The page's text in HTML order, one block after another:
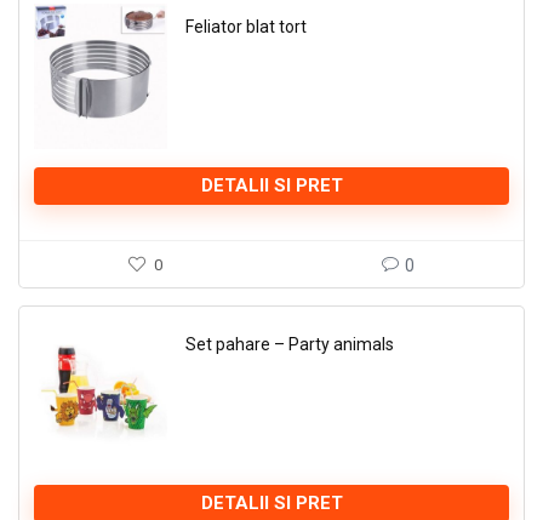
Feliator blat tort
DETALII SI PRET
0 0
Set pahare – Party animals
DETALII SI PRET